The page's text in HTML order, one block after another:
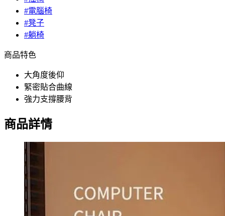
#電腦椅
#凳子
#躺椅
商品特色
大角度後仰
緊密貼合曲線
強力支撐腰背
商品詳情